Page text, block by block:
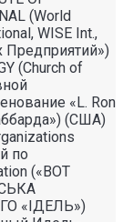
(World
WISE Int.,
Предприятий»)
(Church of
«L. Ron
(США)
по
(«ВОТ
«IДЕЛЬ»)